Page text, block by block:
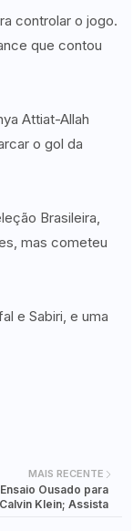
controlar o jogo.
que contou
Attiat-Allah
o gol da
Brasileira,
mas cometeu
e Sabiri, e uma
MAIS RECENTE
Ousado para
Klein; Assista